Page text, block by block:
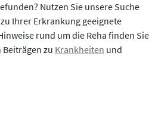
Nutzen Sie unsere Suche
Ihrer Erkrankung geeignete
rund um die Reha finden Sie
zu Krankheiten und